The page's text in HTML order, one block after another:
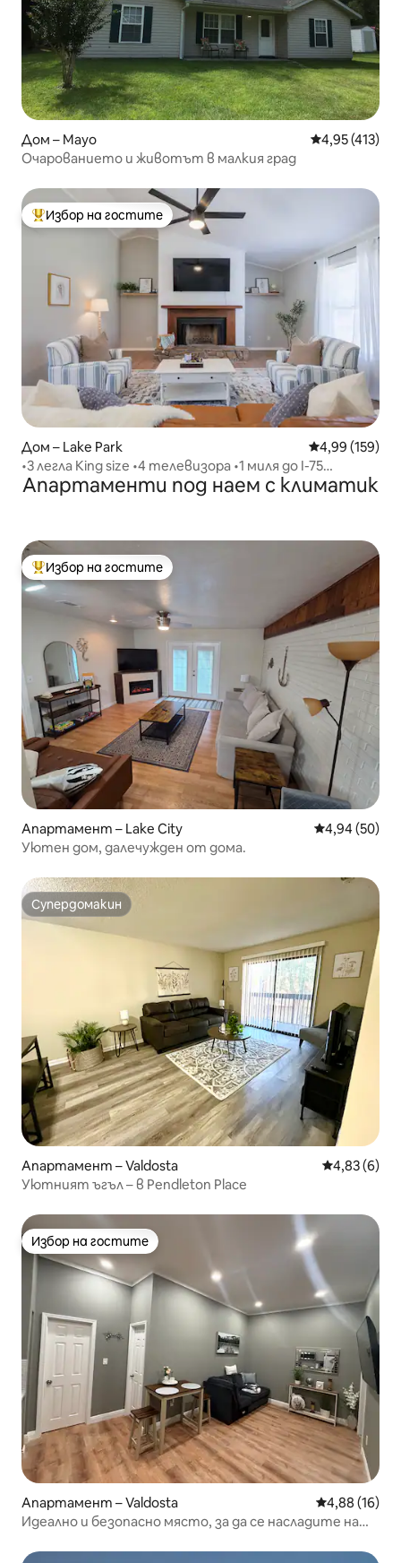
Дом – Mayo Средна
4,95 (413)
Очарованието и животът в малкия град
Най-популярен избор на гостите
Избор на гостите
Дом – Lake Park Средна
4,99 (159)
•3 легла King size •4 телевизора •1 миля до I-75
•Разрешават се домашни любимци
Апартаменти под наем с климатик
Най-популярен избор на гостите
Избор на гостите
Апартамент – Lake City Средна
4,94 (50)
Уютен дом, далечужден от дома.
Супердомакин
Супердомакин
Апартамент – Valdosta Средна
4,83 (6)
Уютният ъгъл – в Pendleton Place
Избор на гостите
Избор на гостите
Апартамент – Valdosta Средна
4,88 (16)
Идеално и безопасно място, за да се насладите на